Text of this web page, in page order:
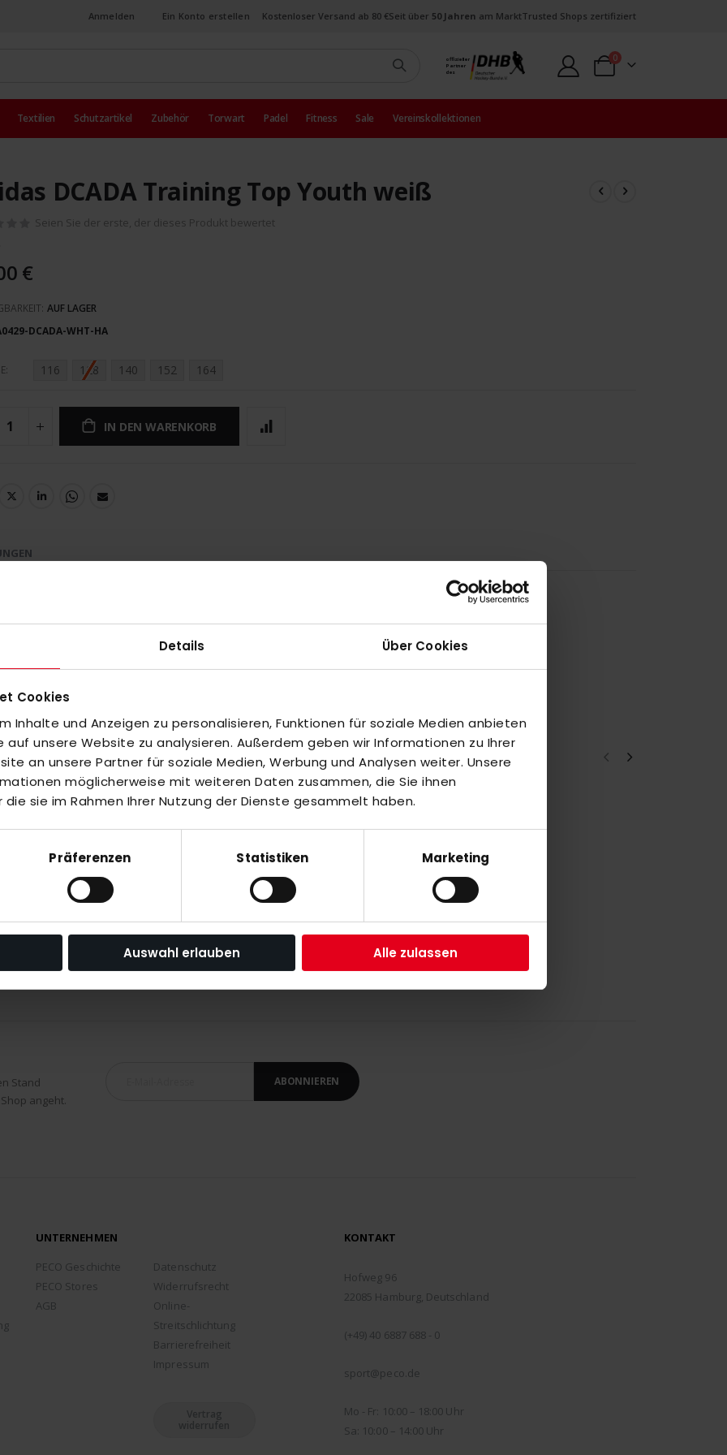
Details Über Cookies
Cookies
Inhalte und Anzeigen zu personalisieren, Funktionen für soziale Medien anbieten
auf unsere Website zu analysieren. Außerdem geben wir Informationen zu Ihrer
an unsere Partner für soziale Medien, Werbung und Analysen weiter. Unsere
möglicherweise mit weiteren Daten zusammen, die Sie ihnen
sie im Rahmen Ihrer Nutzung der Dienste gesammelt haben.
Präferenzen Statistiken Marketing
Auswahl erlauben Alle zulassen
Anmelden Ein Konto erstellen Kostenloser Versand ab 80 €Seit über 50 Jahren am MarktTrusted Shops zertifiziert
offizieller
Partner
des
Warenkorb
0Artikel
Textilien Schutzartikel Zubehör Torwart Padel Fitness Sale Vereinskollektionen
DCADA Training Top Youth weiß
Seien Sie der erste, der dieses Produkt bewertet
€
AUF LAGER
DCADA-WHT-HA
116 128 140 152 164
IN DEN WARENKORB
Team. Das langärmelige Shirt ist teilweise aus recycelten
bietet höchsten Tragekomfort und Bewegungsfreiheit.
Look individuell anpassen. Das Oberteil ist optional mit 3-
mit aufgesticktem adidas Performance-Logo auf der Brust.
teilweise aus recycelten Materialien hergestellt.
oder Alle auswählen
orange
Stand
angeht.
ABONNIEREN
UNTERNEHMEN
PECO Geschichte
PECO Stores
AGB
Datenschutz
Widerrufsrecht
Online-
Streitschlichtung
Barrierefreiheit
Impressum
Vertrag
widerrufen
KONTAKT
Hofweg 96
22085 Hamburg, Deutschland
(+49) 40 6887 688 - 0
sport@peco.de
Mo - Fr: 10:00 – 18:00 Uhr
Sa: 10:00 – 14:00 Uhr